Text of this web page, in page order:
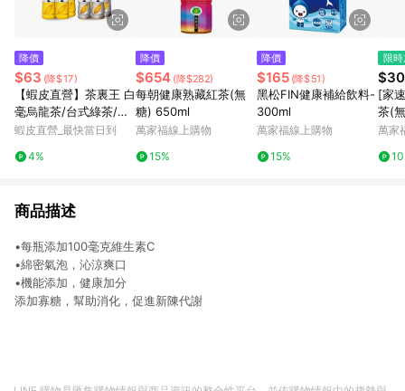
降價
$63 (降$17)
【蝦皮直營】茶裏王 白
毫烏龍茶/台式綠茶/英
式紅茶/日式無糖綠茶/
入/組 飲料 綠茶
蝦皮直營_最快當日到
4%
降價
$654 (降$282)
每朝健康熟藏紅茶(無
糖) 650ml
萬家福線上購物
15%
降價
$165 (降$51)
黑松FIN健康補給飲料-
300ml
萬家福線上購物
15%
限
$30
[家
茶(
萬家
商品描述
•每瓶添加100毫克維生素C
•綿密氣泡，沁涼爽口
•機能添加，健康加分
添加寡糖，幫助消化，促進新陳代謝